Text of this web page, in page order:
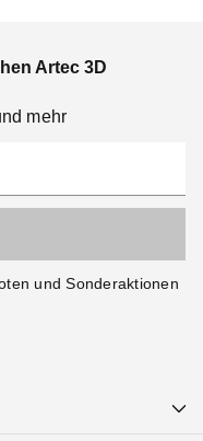
Artec 3D
mehr
und Sonderaktionen